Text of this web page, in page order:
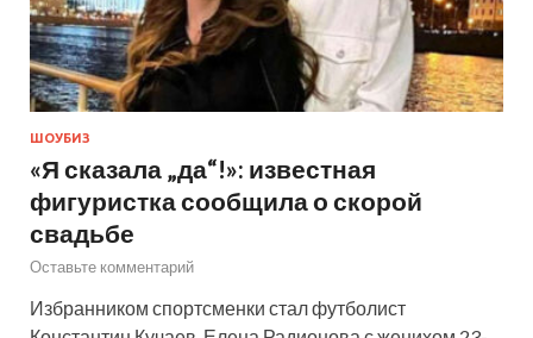
ШОУБИЗ
«Я сказала „да“!»: известная
фигуристка сообщила о скорой
свадьбе
Оставьте комментарий
Избранником спортсменки стал футболист